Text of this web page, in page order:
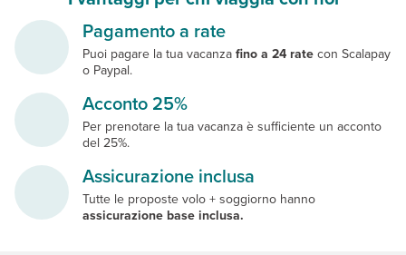
Pagamento a rate
Puoi pagare la tua vacanzafino a 24 ratecon Scalapay
o Paypal.
Acconto 25%
Per prenotare la tua vacanza è sufficiente un acconto
del 25%.
Assicurazione inclusa
Tutte le proposte volo + soggiorno hanno
assicurazione base inclusa.